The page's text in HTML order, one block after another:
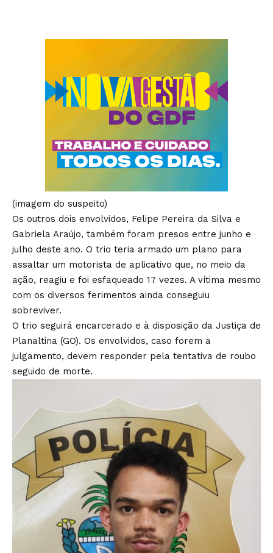
(imagem do suspeito)
Os outros dois envolvidos, Felipe Pereira da Silva e
Gabriela Araújo, também foram presos entre junho e
julho deste ano. O trio teria armado um plano para
assaltar um motorista de aplicativo que, no meio da
ação, reagiu e foi esfaqueado 17 vezes. A vítima mesmo
com os diversos ferimentos ainda conseguiu
sobreviver.
O trio seguirá encarcerado e à disposição da Justiça de
Planaltina (GO). Os envolvidos, caso forem a
julgamento, devem responder pela tentativa de roubo
seguido de morte.